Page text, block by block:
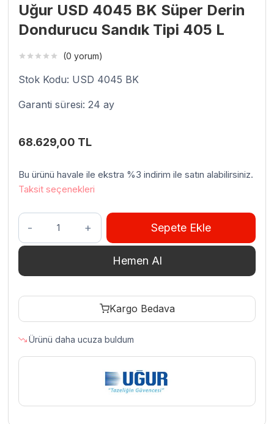
Uğur USD 4045 BK Süper Derin
Dondurucu Sandık Tipi 405 L
(0 yorum)
Stok Kodu: USD 4045 BK
Garanti süresi: 24 ay
68.629,00 TL
Bu ürünü havale ile ekstra %3 indirim ile satın alabilirsiniz.
Taksit seçenekleri
Uğur
4045
Derin
Tipi
405
Sepete Ekle
Hemen Al
Kargo Bedava
Ürünü daha ucuza buldum